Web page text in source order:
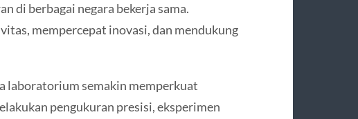
di berbagai negara bekerja sama.
mempercepat inovasi, dan mendukung
laboratorium semakin memperkuat
pengukuran presisi, eksperimen